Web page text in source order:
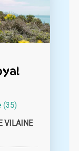
(35)
VILAINE